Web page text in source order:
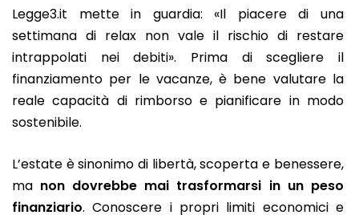
Legge3.it mette in guardia: «Il piacere di una
settimana di relax non vale il rischio di restare
intrappolati nei debiti». Prima di scegliere il
finanziamento per le vacanze, è bene valutare la
reale capacità di rimborso e pianificare in modo
sostenibile.
L’estate è sinonimo di libertà, scoperta e benessere,
ma non dovrebbe mai trasformarsi in un peso
finanziario. Conoscere i propri limiti economici e